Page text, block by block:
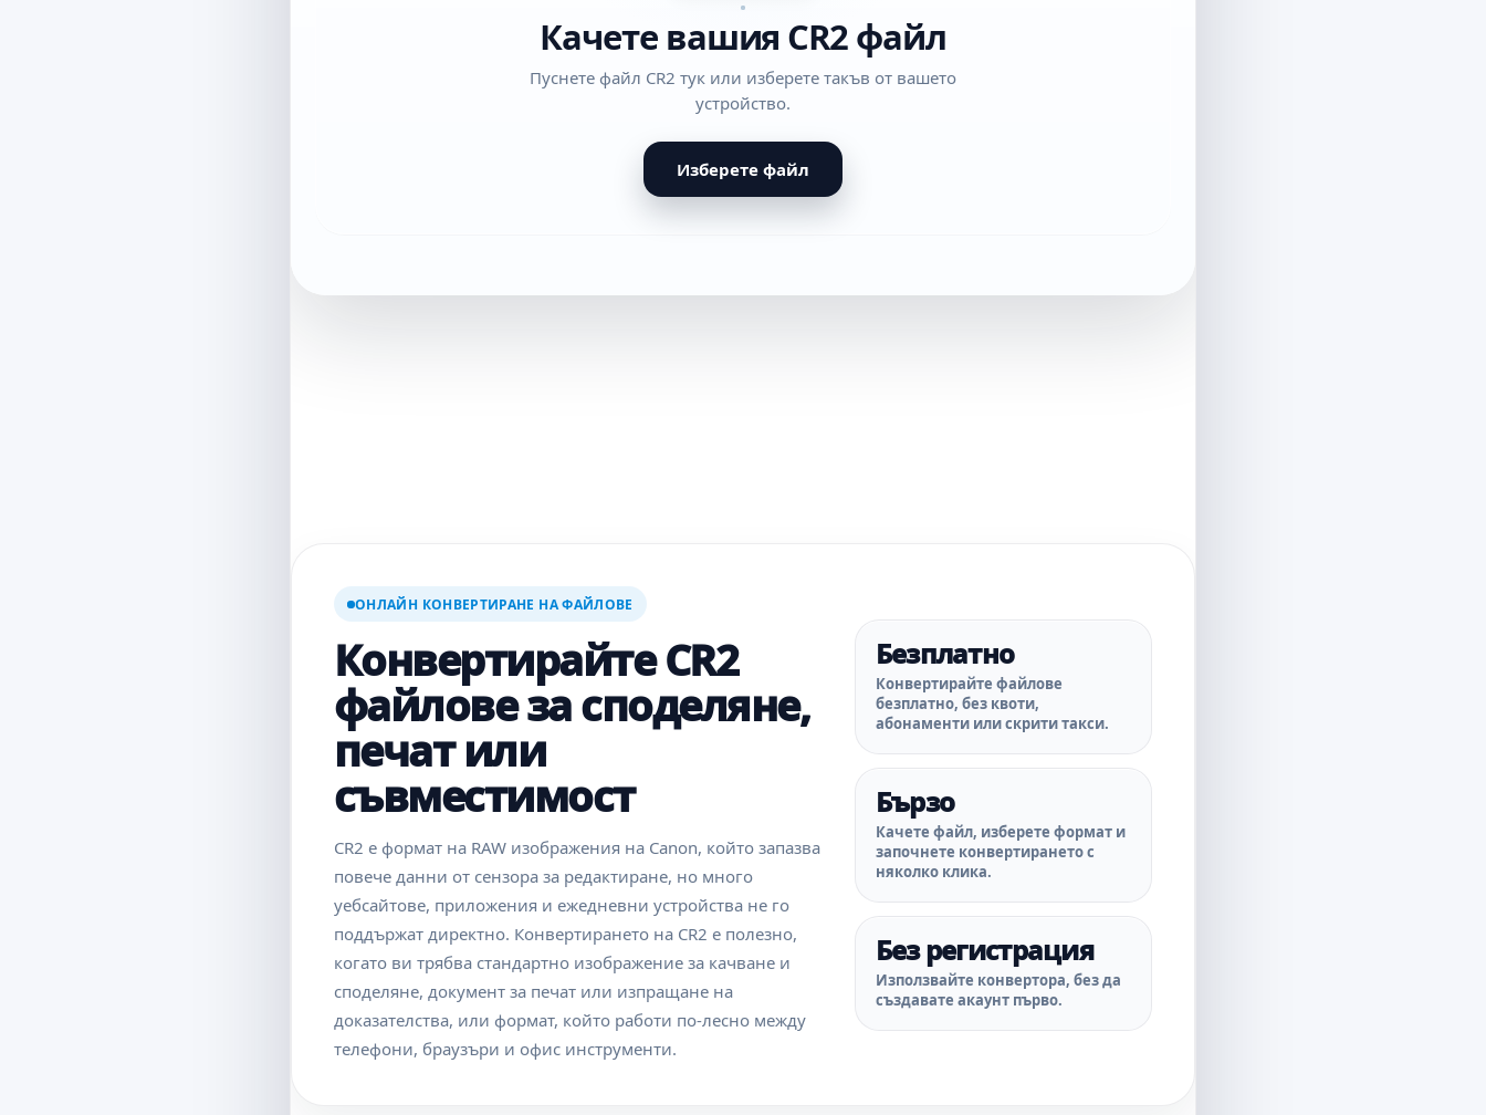
Качете вашия CR2 файл
Пуснете файл CR2 тук или изберете такъв от вашето
устройство.
Изберете файл
ОНЛАЙН КОНВЕРТИРАНЕ НА ФАЙЛОВЕ
Конвертирайте CR2
файлове за споделяне,
печат или
съвместимост
CR2 е формат на RAW изображения на Canon, който запазва
повече данни от сензора за редактиране, но много
уебсайтове, приложения и ежедневни устройства не го
поддържат директно. Конвертирането на CR2 е полезно,
когато ви трябва стандартно изображение за качване и
споделяне, документ за печат или изпращане на
доказателства, или формат, който работи по-лесно между
телефони, браузъри и офис инструменти.
Безплатно
Конвертирайте файлове
безплатно, без квоти,
абонаменти или скрити такси.
Бързо
Качете файл, изберете формат и
започнете конвертирането с
няколко клика.
Без регистрация
Използвайте конвертора, без да
създавате акаунт първо.